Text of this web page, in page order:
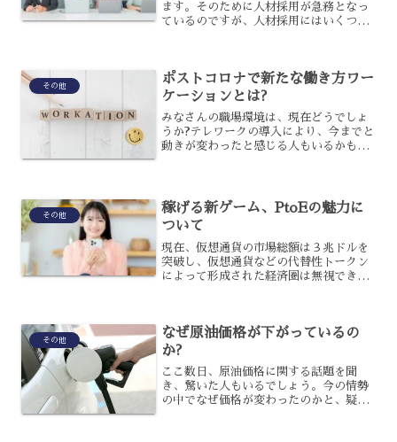
ます。そのために人材採用が急務となっ
ているのですが、人材採用にはいくつか
意識の違いについて解説し...
その他
ポストコロナで新たな働き方ワー
ケーションとは?
みなさんの職場環境は、現在どうでしょ
うか?テレワークの導入により、今までと
動きが変わったと感じる人もいるかもし
している企業もあるので...
その他
稼げる新ゲーム、PtoEの魅力に
ついて
現在、仮想通貨の市場総額は３兆ドルを
突破し、仮想通貨などの代替性トークン
によって形成された経済圏は無視できな
まっているのです。...
その他
なぜ原油価格が下がっているの
か?
ここ数日、原油価格に関する話題を聞
き、驚いた人もいるでしょう。今の情勢
の中でなぜ価格が変わったのかと、疑問